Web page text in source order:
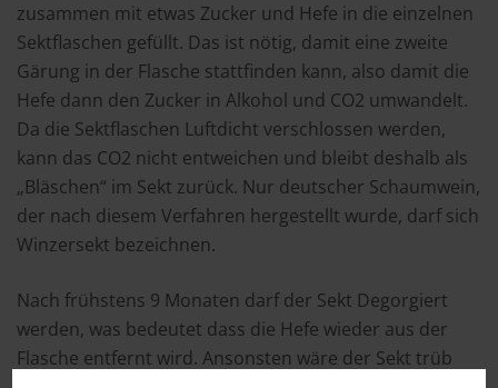
zusammen mit etwas Zucker und Hefe in die einzelnen
Sektflaschen gefüllt. Das ist nötig, damit eine zweite
Gärung in der Flasche stattfinden kann, also damit die
Hefe dann den Zucker in Alkohol und CO2 umwandelt.
Da die Sektflaschen Luftdicht verschlossen werden,
kann das CO2 nicht entweichen und bleibt deshalb als
„Bläschen“ im Sekt zurück. Nur deutscher Schaumwein,
der nach diesem Verfahren hergestellt wurde, darf sich
Winzersekt bezeichnen.
Nach frühstens 9 Monaten darf der Sekt Degorgiert
werden, was bedeutet dass die Hefe wieder aus der
Flasche entfernt wird. Ansonsten wäre der Sekt trüb